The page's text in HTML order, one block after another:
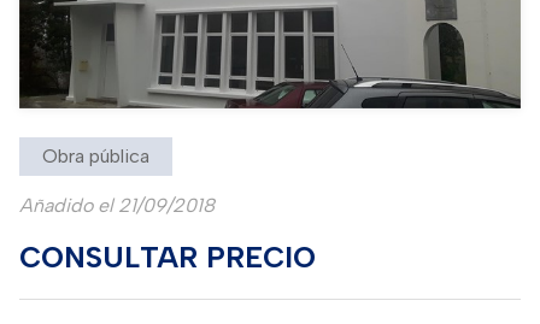
Obra pública
Añadido el 21/09/2018
CONSULTAR PRECIO